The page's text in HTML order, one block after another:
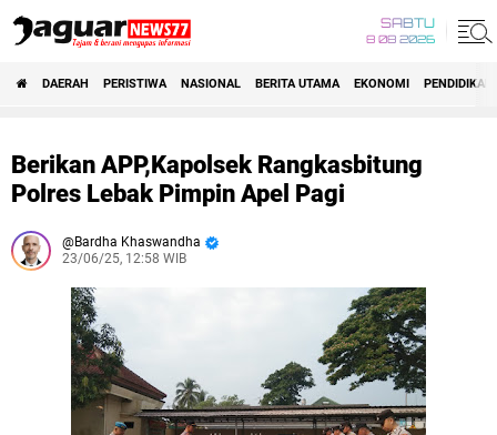
SABTU
8 08 2026
DAERAH PERISTIWA NASIONAL BERITA UTAMA EKONOMI PENDIDIKAN
Berikan APP,Kapolsek Rangkasbitung
Polres Lebak Pimpin Apel Pagi
Bardha Khaswandha
23/06/25, 12:58 WIB